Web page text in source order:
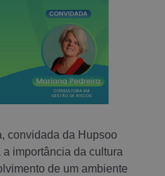
convidada da Hupsoo
importância da cultura
de um ambiente